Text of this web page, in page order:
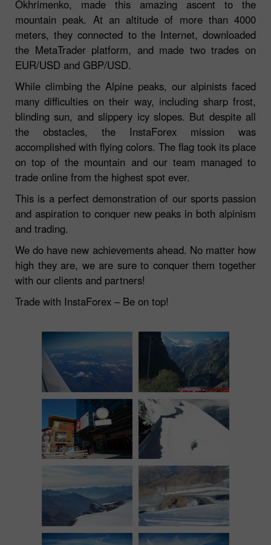
Okhrimenko, made this amazing ascent to the
mountain peak. At an altitude of more than 4000
meters, they connected to the Internet, downloaded
the MetaTrader platform, and made two trades on
EUR/USD and GBP/USD.
While climbing the Alpine peaks, our alpinists faced
many difficulties on their way, including sharp frost,
blinding sun, and slippery icy slopes. But despite all
the obstacles, the InstaForex mission was
accomplished with flying colors. The flag took its place
on top of the mountain and our team managed to
trade online from the highest spot ever.
This is a perfect demonstration of our sports passion
and aspiration to conquer new peaks in both alpinism
and trading.
We do have new achievements ahead. No matter how
high they are, we are sure to conquer them together
with our clients and partners!
Trade with InstaForex – Be on top!